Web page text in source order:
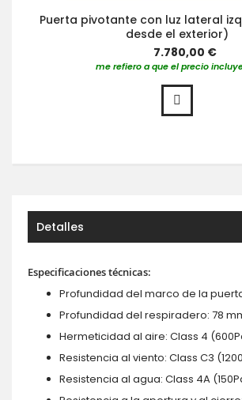
Puerta pivotante con luz lateral
desde el exterior)
7.780,00 €
me refiero a que el precio
Detalles
Especificaciones técnicas:
Profundidad del marco de la
Profundidad del respiradero: 78
Hermeticidad al aire: Class 4
Resistencia al viento: Class C3
Resistencia al agua: Class 4A